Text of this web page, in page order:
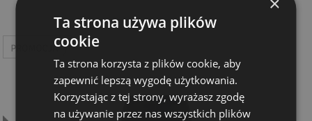
Ta strona używa plików
cookie
Ta strona korzysta z plików cookie, aby
zapewnić lepszą wygodę użytkowania.
Korzystając z tej strony, wyrażasz zgodę
na używanie przez nas wszystkich plików